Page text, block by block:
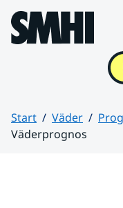
Hoppa till sidans innehåll
Start Väder
Väderprognos